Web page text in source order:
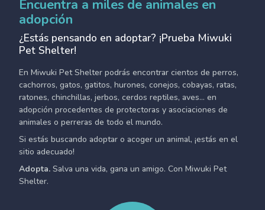
Encuentra a miles de animales en
adopción
¿Estás pensando en adoptar? ¡Prueba Miwuki
Pet Shelter!
En Miwuki Pet Shelter podrás encontrar cientos de perros,
cachorros, gatos, gatitos, hurones, conejos, cobayas, ratas,
ratones, chinchillas, jerbos, cerdos reptiles, aves... en
adopción procedentes de protectoras y asociaciones de
animales o perreras de todo el mundo.
Si estás buscando adoptar o acoger un animal, ¡estás en el
sitio adecuado!
Adopta. Salva una vida, gana un amigo. Con Miwuki Pet
Shelter.